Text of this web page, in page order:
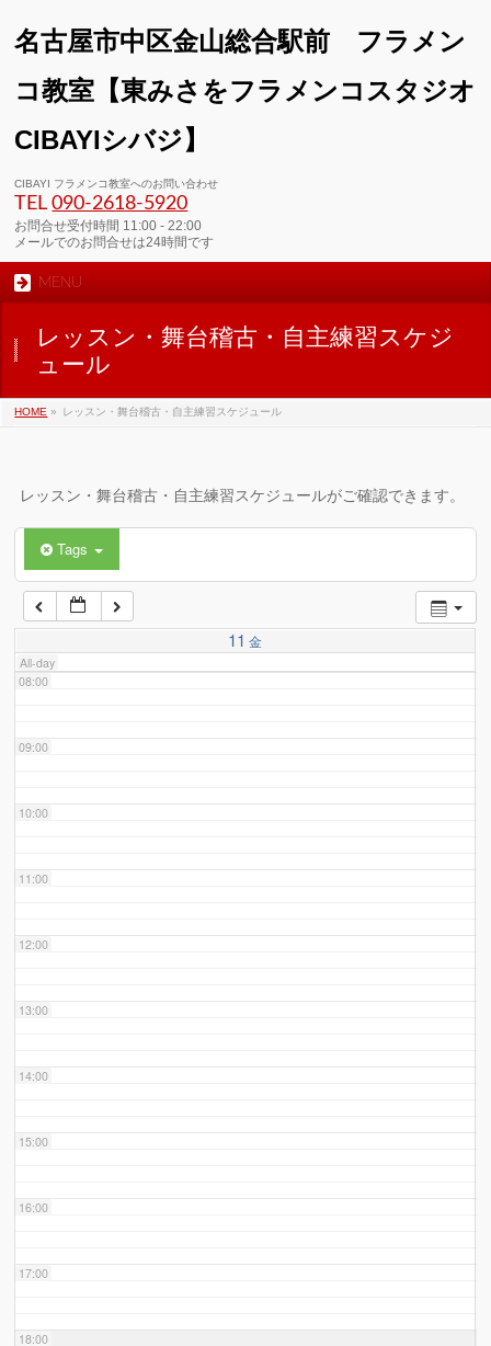
名古屋市中区金山総合駅前 フラメン
コ教室【東みさをフラメンコスタジオ
CIBAYIシバジ】
CIBAYI フラメンコ教室へのお問い合わせ
TEL090-2618‐5920
お問合せ受付時間 11:00 - 22:00
メールでのお問合せは24時間です
MENU
レッスン・舞台稽古・自主練習スケジ
ュール
HOME » レッスン・舞台稽古・自主練習スケジュール
レッスン・舞台稽古・自主練習スケジュールがご確認できます。
Tags
11 金
All-day
01:00
02:00
03:00
04:00
06:00
07:00
08:00
09:00
10:00
11:00
12:00
13:00
14:00
15:00
16:00
17:00
18:00